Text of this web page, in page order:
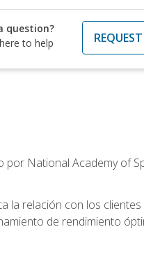
question?
to help
por National Academy of
la relación con los clientes
de rendimiento